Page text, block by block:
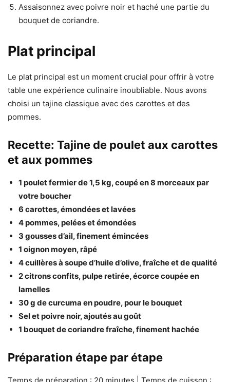
Assaisonnez avec poivre noir et haché une partie du
bouquet de coriandre.
Plat principal
Le plat principal est un moment crucial pour offrir à votre
table une expérience culinaire inoubliable. Nous avons
choisi un tajine classique avec des carottes et des
pommes.
Recette: Tajine de poulet aux carottes
et aux pommes
1 poulet fermier de 1,5 kg, coupé en 8 morceaux par
votre boucher
6 carottes, émondées et lavées
4 pommes, pelées et émondées
3 gousses d’ail, finement émincées
1 oignon moyen, râpé
4 cuillères à soupe d’huile d’olive, fraîche et de qualité
2 citrons confits, pulpe retirée, écorce coupée en
lamelles
30 g de curcuma en poudre, pour le bouquet
Sel et poivre noir, ajoutés au goût
1 bouquet de coriandre fraîche, finement hachée
Préparation étape par étape